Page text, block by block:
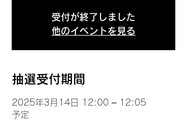
受付が終了しました
他のイベントを見る
抽選受付期間
2025年3月14日 12:00 – 12:05
予定